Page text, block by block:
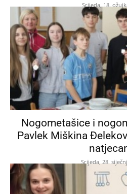
Srijeda, 18.
Nogometašice i
Pavlek Miškina
Srijeda, 28.